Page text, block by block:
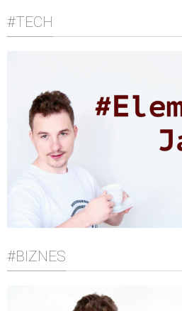
#TECH
#BIZNES